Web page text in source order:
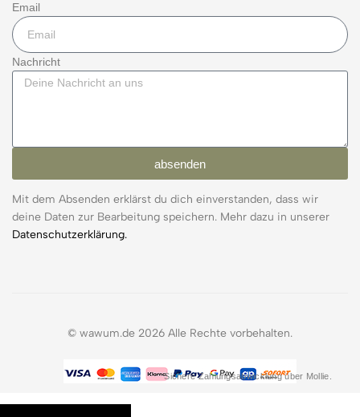
Email
Nachricht
absenden
Mit dem Absenden erklärst du dich einverstanden, dass wir
deine Daten zur Bearbeitung speichern. Mehr dazu in unserer
Datenschutzerklärung.
© wawum.de 2026 Alle Rechte vorbehalten.
Sichere Zahlungsabwicklung über Mollie.